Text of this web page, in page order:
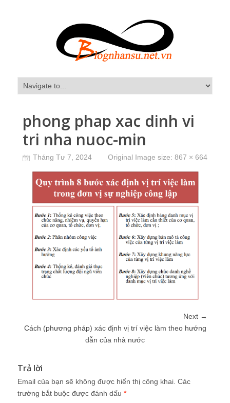
phong phap xac dinh vi
tri nha nuoc-min
Tháng Tư 7, 2024 Original Image size: 867 × 664
Next →
Cách (phương pháp) xác định vị trí việc làm theo hướng
dẫn của nhà nước
Trả lời
Email của bạn sẽ không được hiển thị công khai. Các
trường bắt buộc được đánh dấu *